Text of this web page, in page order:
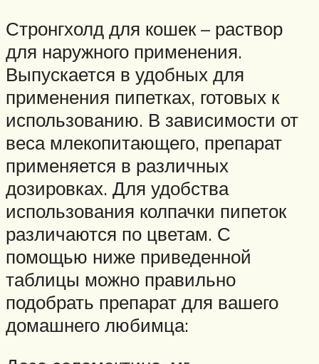
Стронгхолд для кошек – раствор
для наружного применения.
Выпускается в удобных для
применения пипетках, готовых к
использованию. В зависимости от
веса млекопитающего, препарат
применяется в различных
дозировках. Для удобства
использования колпачки пипеток
различаются по цветам. С
помощью ниже приведенной
таблицы можно правильно
подобрать препарат для вашего
домашнего любимца: